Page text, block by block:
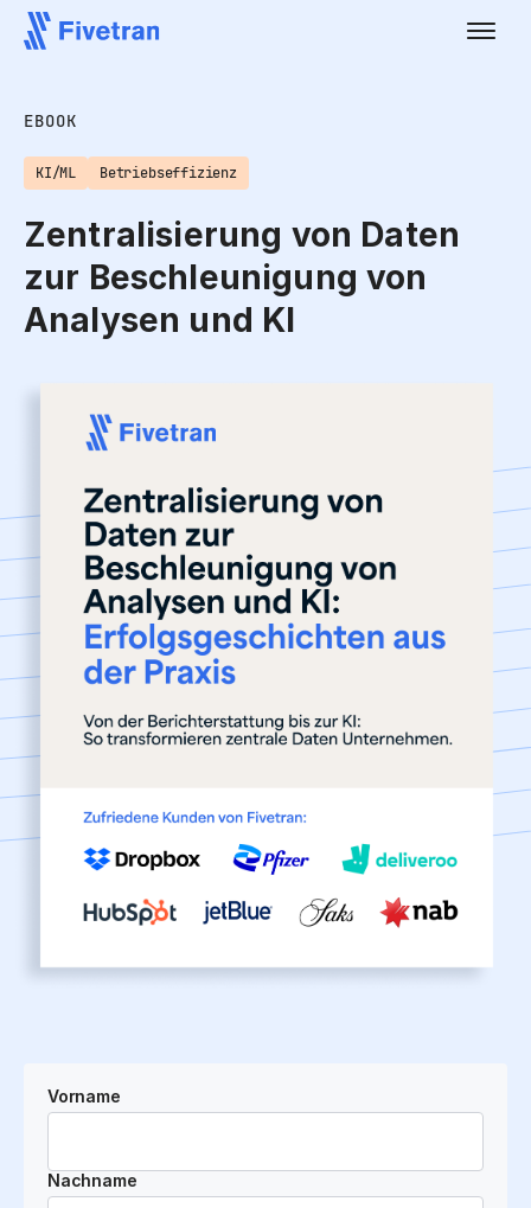
EBOOK
KI/ML Betriebseffizienz
Zentralisierung von Daten
zur Beschleunigung von
Analysen und KI
Vorname
Nachname